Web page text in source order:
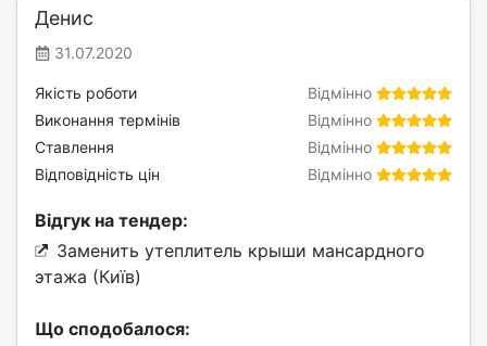
Денис
31.07.2020
Відмінно
Якість роботи
Відмінно
Виконання термінів
Відмінно
Ставлення
Відмінно
Відповідність цін
Відгук на тендер:
Заменить утеплитель крыши мансардного
этажа (Київ)
Що сподобалося: